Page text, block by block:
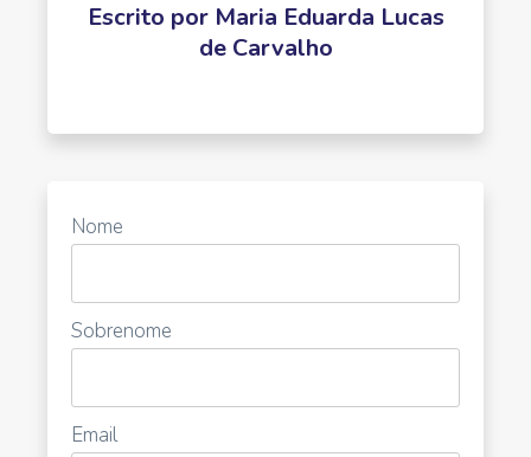
Escrito por Maria Eduarda Lucas
de Carvalho
Nome
Sobrenome
Email